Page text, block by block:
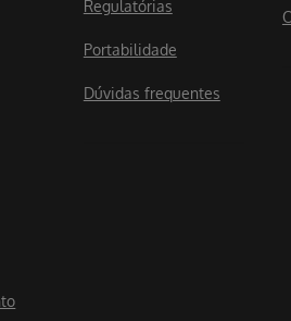
Regulatórias
Portabilidade
Dúvidas frequentes